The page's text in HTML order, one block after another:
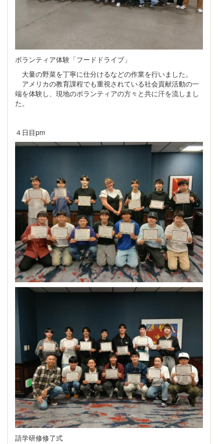
ボランティア体験「フードドライブ」
大量の野菜を丁寧に仕分けるなどの作業を行いました。
アメリカの教育課程でも重視されている社会貢献活動の一
端を体験し、現地のボランティアの方々と共に汗を流しまし
た。
４日目pm
語学研修修了式